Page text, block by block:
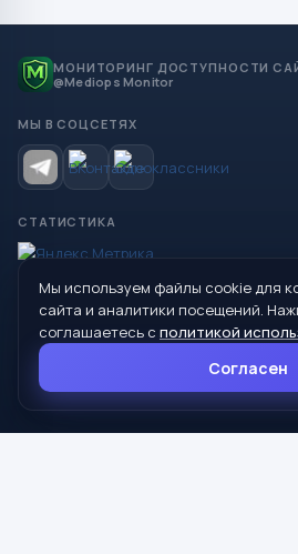
МОНИТОРИНГ ДОСТУПНОСТИ
@Mediops Monitor
МЫ В СОЦСЕТЯХ
СТАТИСТИКА
© 2026 Управление образования
Сухой Лог
624800, Свердловская область, г.
8 (34373) 4-33-85
Мы используем файлы cookie для
сайта и аналитики посещений.
соглашаетесь с политикой
Согласен